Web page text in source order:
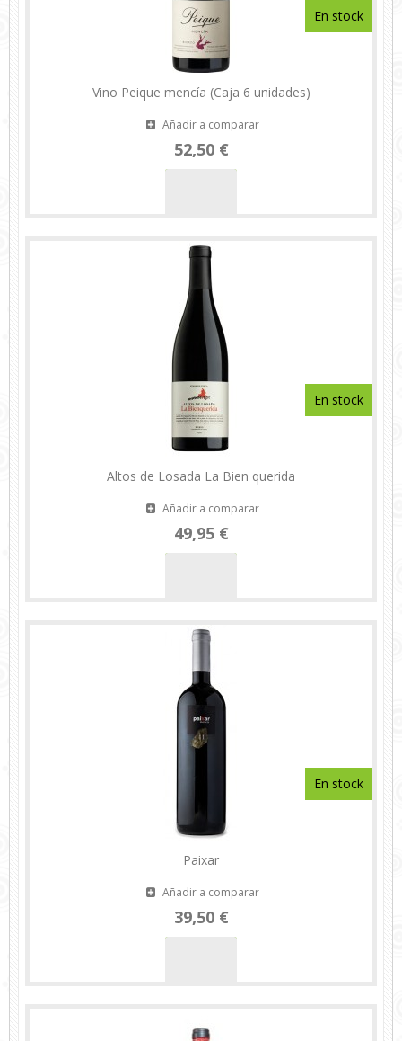
Vino Peique mencía (Caja 6 unidades)
Añadir a comparar
52,50 €
En stock
Altos de Losada La Bien querida
Añadir a comparar
49,95 €
En stock
Paixar
Añadir a comparar
39,50 €
En stock